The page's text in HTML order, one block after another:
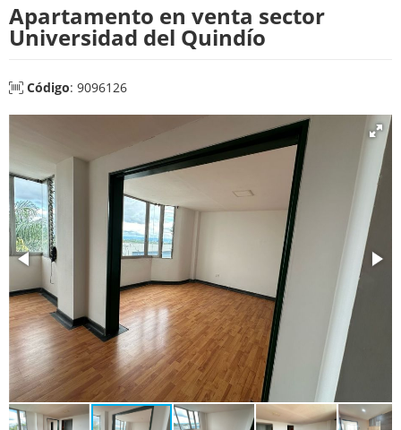
Apartamento en venta sector
Universidad del Quindío
Código: 9096126